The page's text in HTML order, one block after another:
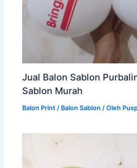
Jual Balon Sablon
Sablon Murah
Balon Print / Balon Sablon / Oleh